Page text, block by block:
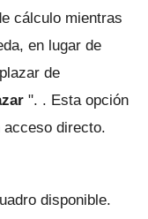
cálculo mientras
en lugar de
de
". . Esta opción
directo.
disponible.